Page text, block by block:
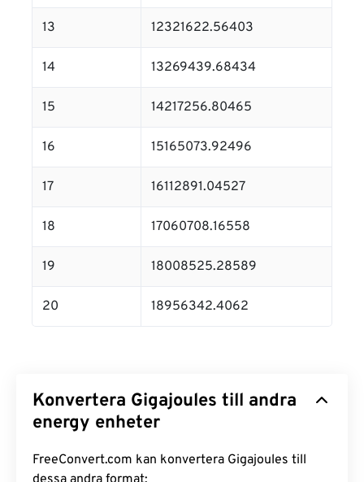
13 12321622.56403
14 13269439.68434
15 14217256.80465
16 15165073.92496
17 16112891.04527
18 17060708.16558
19 18008525.28589
20 18956342.4062
Konvertera Gigajoules till andra
energy enheter
FreeConvert.com kan konvertera Gigajoules till